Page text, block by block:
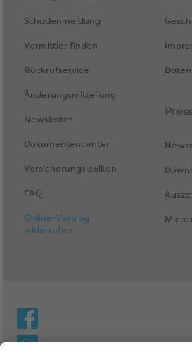
Schadenmeldung
Vermittler finden
Rückrufservice
Änderungsmitteilung
Newsletter
Dokumentencenter
Versicherungslexikon
FAQ
Online-Vertrag
widerrufen